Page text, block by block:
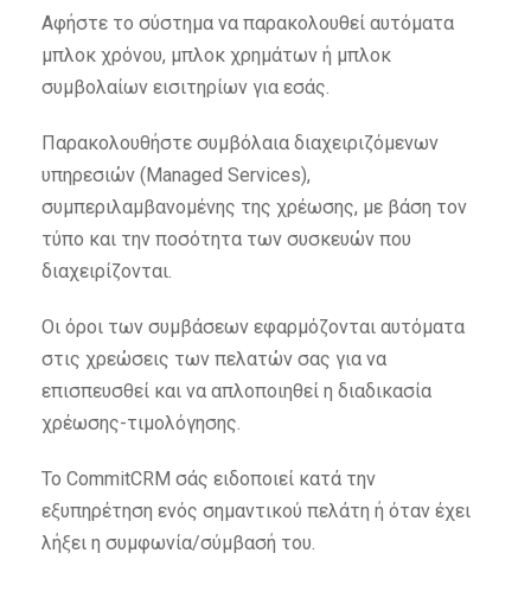
Αφήστε το σύστημα να παρακολουθεί αυτόματα
μπλοκ χρόνου, μπλοκ χρημάτων ή μπλοκ
συμβολαίων εισιτηρίων για εσάς.
Παρακολουθήστε συμβόλαια διαχειριζόμενων
υπηρεσιών (Managed Services),
συμπεριλαμβανομένης της χρέωσης, με βάση τον
τύπο και την ποσότητα των συσκευών που
διαχειρίζονται.
Οι όροι των συμβάσεων εφαρμόζονται αυτόματα
στις χρεώσεις των πελατών σας για να
επισπευσθεί και να απλοποιηθεί η διαδικασία
χρέωσης-τιμολόγησης.
Το CommitCRM σάς ειδοποιεί κατά την
εξυπηρέτηση ενός σημαντικού πελάτη ή όταν έχει
λήξει η συμφωνία/σύμβασή του.